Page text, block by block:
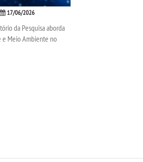
17/06/2026
da Pesquisa aborda
Meio Ambiente no